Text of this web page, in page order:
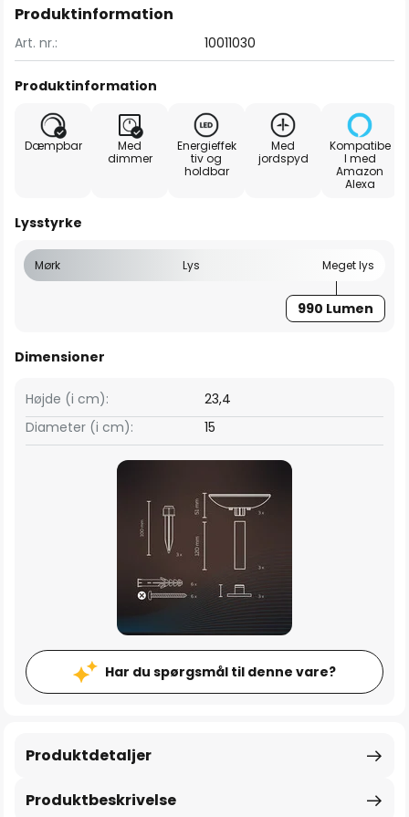
Produktinformation
Art. nr.: 10011030
Produktinformation
Dæmpbar
Med
dimmer
Energieffek
tiv og
holdbar
Med
jordspyd
Kompatibe
l med
Amazon
Alexa
Lysstyrke
Mørk Lys Meget lys
990 Lumen
Dimensioner
Højde (i cm):
23,4
Diameter (i cm):
15
Har du spørgsmål til denne vare?
Produktbeskrivelse
Produktdetaljer